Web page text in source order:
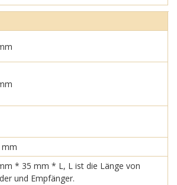
mm
* 35 mm * L, L ist die Länge von
und Empfänger.